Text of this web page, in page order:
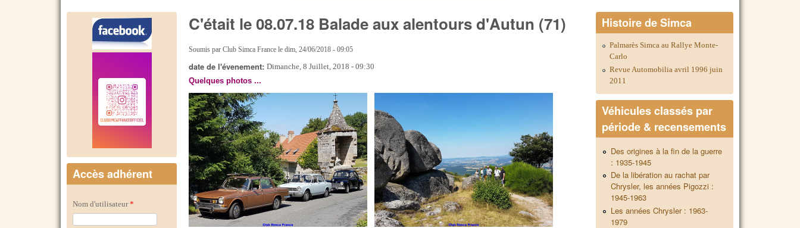
C'était le 08.07.18 Balade aux alentours d'Autun (71)
Soumis parClub Simca France ledim, 24/06/2018 - 09:05
date de l'évenement:Dimanche, 8 Juillet, 2018 - 09:30
Quelques photos ...
Accès adhérent
Nom d'utilisateur*
Histoire de Simca
Palmarès Simca au Rallye Monte-
Carlo
Revue Automobilia avril 1996 juin
2011
Véhicules classés par
période & recensements
Des origines à la fin de la guerre
: 1935-1945
De la libération au rachat par
Chrysler, les années Pigozzi :
1945-1963
Les années Chrysler : 1963-
1979